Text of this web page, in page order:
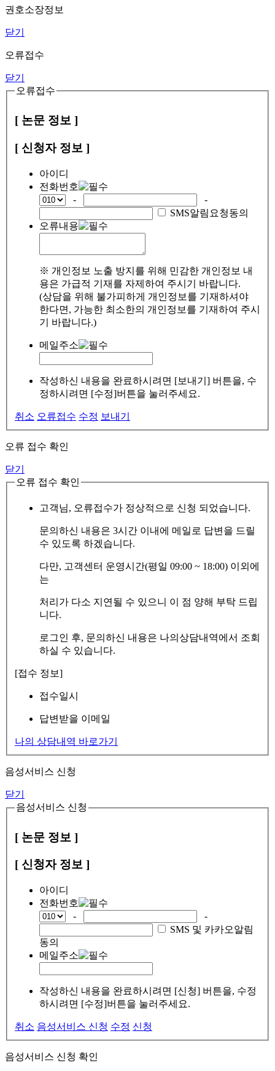
권호소장정보
닫기
오류접수
닫기
오류접수
[ 논문 정보 ]
[ 신청자 정보 ]
아이디
전화번호
-
-
SMS알림요청동의
오류내용
※ 개인정보 노출 방지를 위해 민감한 개인정보 내
용은 가급적 기재를 자제하여 주시기 바랍니다.
(상담을 위해 불가피하게 개인정보를 기재하셔야
한다면, 가능한 최소한의 개인정보를 기재하여 주시
기 바랍니다.)
메일주소
작성하신 내용을 완료하시려면 [보내기] 버튼을, 수
정하시려면 [수정]버튼을 눌러주세요.
취소 오류접수 수정 보내기
오류 접수 확인
닫기
오류 접수 확인
고객님, 오류접수가 정상적으로 신청 되었습니다.
문의하신 내용은 3시간 이내에 메일로 답변을 드릴
수 있도록 하겠습니다.
다만, 고객센터 운영시간(평일 09:00 ~ 18:00) 이외에
는
처리가 다소 지연될 수 있으니 이 점 양해 부탁 드립
니다.
로그인 후, 문의하신 내용은 나의상담내역에서 조회
하실 수 있습니다.
[접수 정보]
접수일시
답변받을 이메일
나의 상담내역 바로가기
음성서비스 신청
닫기
음성서비스 신청
[ 논문 정보 ]
[ 신청자 정보 ]
아이디
전화번호
-
-
SMS 및 카카오알림
동의
메일주소
작성하신 내용을 완료하시려면 [신청] 버튼을, 수정
하시려면 [수정]버튼을 눌러주세요.
취소 음성서비스 신청 수정 신청
음성서비스 신청 확인